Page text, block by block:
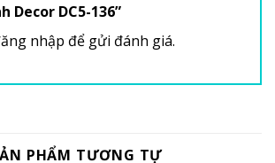
Decor DC5-136”
nhập để gửi đánh giá.
PHẨM TƯƠNG TỰ